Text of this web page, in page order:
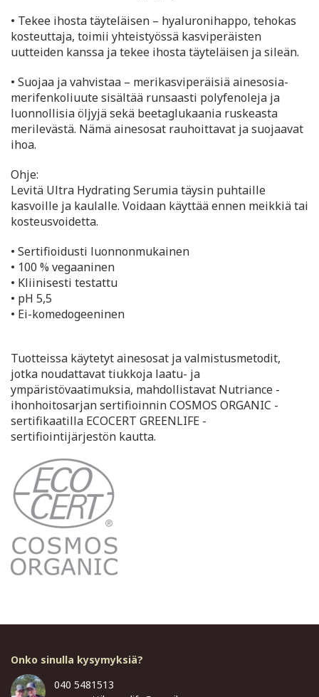
• Tekee ihosta täyteläisen – hyaluronihappo, tehokas
kosteuttaja, toimii yhteistyössä kasviperäisten
uutteiden kanssa ja tekee ihosta täyteläisen ja sileän.
• Suojaa ja vahvistaa – merikasviperäisiä ainesosia-
merifenkoliuute sisältää runsaasti polyfenoleja ja
luonnollisia öljyjä sekä beetaglukaania ruskeasta
merilevästä. Nämä ainesosat rauhoittavat ja suojaavat
ihoa.
Ohje:
Levitä Ultra Hydrating Serumia täysin puhtaille
kasvoille ja kaulalle. Voidaan käyttää ennen meikkiä tai
kosteusvoidetta.
• Sertifioidusti luonnonmukainen
• 100 % vegaaninen
• Kliinisesti testattu
• pH 5,5
• Ei-komedogeeninen
Tuotteissa käytetyt ainesosat ja valmistusmetodit,
jotka noudattavat tiukkoja laatu- ja
ympäristövaatimuksia, mahdollistavat Nutriance -
ihonhoitosarjan sertifioinnin COSMOS ORGANIC -
sertifikaatilla ECOCERT GREENLIFE -
sertifiointijärjestön kautta.
Onko sinulla kysymyksiä?
040 5481513